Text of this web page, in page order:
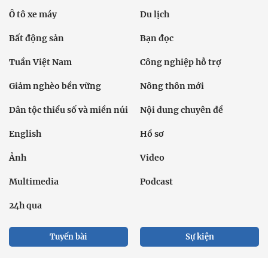
Ô tô xe máy Du lịch
Bất động sản Bạn đọc
Tuần Việt Nam Công nghiệp hỗ trợ
Giảm nghèo bền vững Nông thôn mới
Dân tộc thiểu số và miền núi Nội dung chuyên đề
English Hồ sơ
Ảnh Video
Multimedia Podcast
24h qua
Tuyến bài Sự kiện